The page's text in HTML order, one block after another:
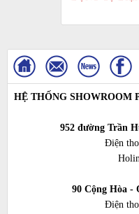
HỆ THỐNG SHOWROOM
952 đường Trần
Điện
90 Cộng Hòa -
Điện